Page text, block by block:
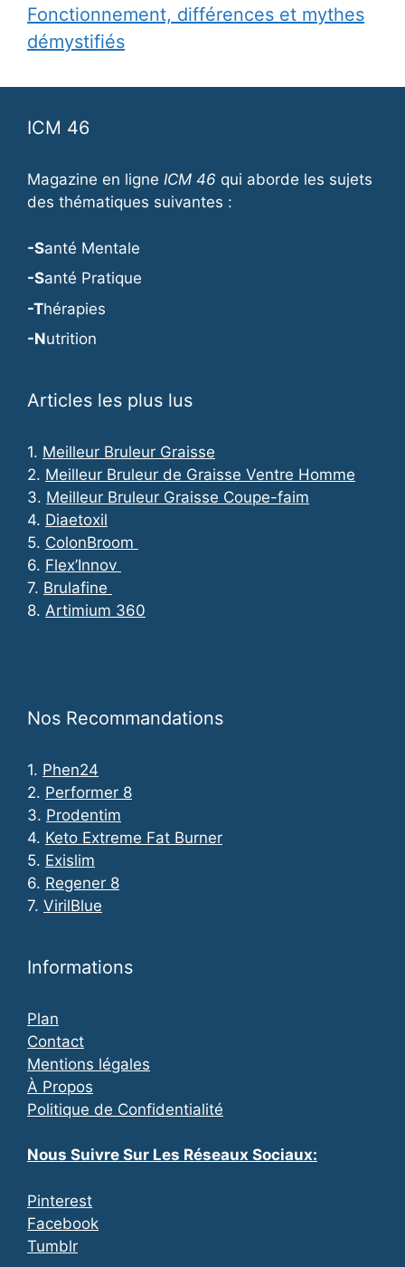
Fonctionnement, différences et mythes
démystifiés
ICM 46
Magazine en ligne ICM 46 qui aborde les sujets
des thématiques suivantes :
-Santé Mentale
-Santé Pratique
-Thérapies
-Nutrition
Articles les plus lus
1. Meilleur Bruleur Graisse
2. Meilleur Bruleur de Graisse Ventre Homme
3. Meilleur Bruleur Graisse Coupe-faim
4. Diaetoxil
5. ColonBroom
6. Flex’Innov
7. Brulafine
8. Artimium 360
Nos Recommandations
1. Phen24
2. Performer 8
3. Prodentim
4. Keto Extreme Fat Burner
5. Exislim
6. Regener 8
7. VirilBlue
Informations
Plan
Contact
Mentions légales
À Propos
Politique de Confidentialité
Nous Suivre Sur Les Réseaux Sociaux:
Pinterest
Facebook
Tumblr